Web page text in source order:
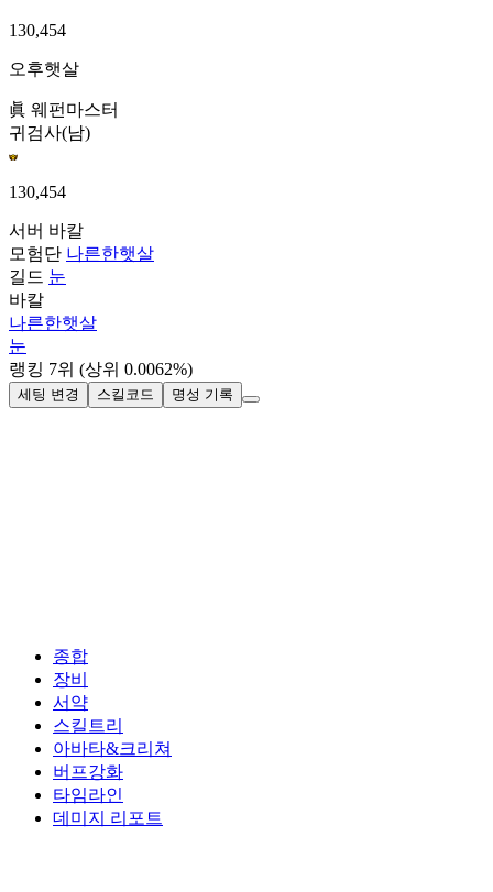
130,454
오후햇살
眞 웨펀마스터
귀검사(남)
130,454
서버 바칼
모험단 나른한햇살
길드 눈
바칼
나른한햇살
눈
랭킹 7위 (상위 0.0062%)
세팅 변경 스킬코드 명성 기록
종합
장비
서약
스킬트리
아바타&크리쳐
버프강화
타임라인
데미지 리포트